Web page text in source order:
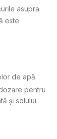
asupra
este
de apă.
pentru
și solului.